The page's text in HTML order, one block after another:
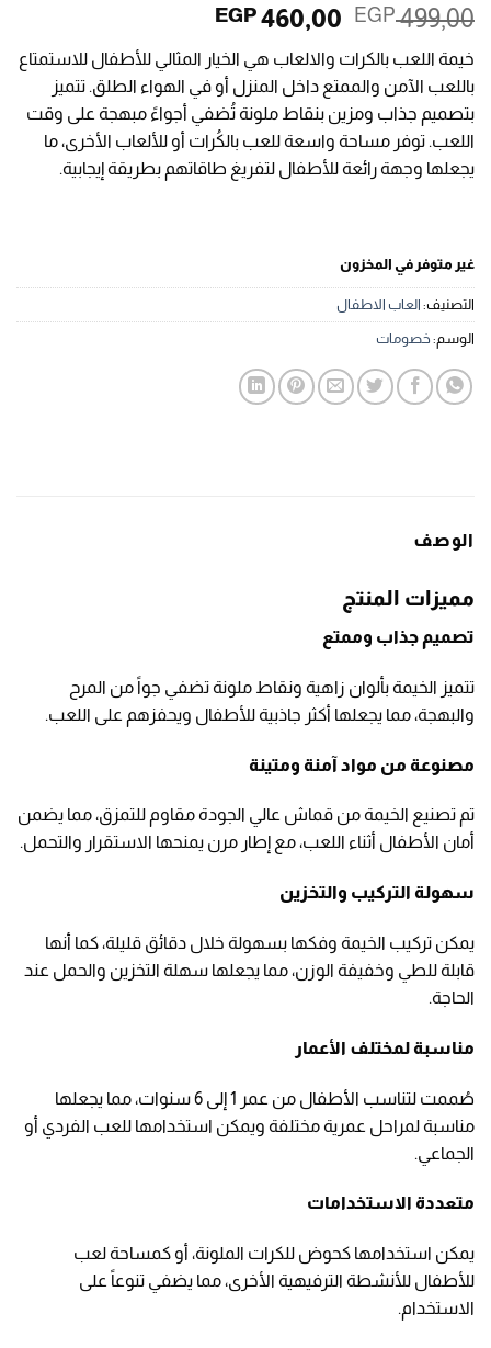
تم التقييم
بـ5
من 5
تقييم عميل
واحد
EGP499,00
السعر
هو:
EGP 499,00.
EGP460,00
هو:
EGP 460,00.
خيمة اللعب بالكرات والالعاب هي الخيار المثالي للأطفال للاستمتاع
باللعب الآمن والممتع داخل المنزل أو في الهواء الطلق. تتميز
بتصميم جذاب ومزين بنقاط ملونة تُضفي أجواءً مبهجة على وقت
اللعب. توفر مساحة واسعة للعب بالكُرات أو للألعاب الأخرى، ما
يجعلها وجهة رائعة للأطفال لتفريغ طاقاتهم بطريقة إيجابية.
غير متوفر في المخزون
التصنيف: العاب الاطفال
الوسم: خصومات
الوصف
مميزات المنتج
تصميم جذاب وممتع
تتميز الخيمة بألوان زاهية ونقاط ملونة تضفي جواً من المرح
والبهجة، مما يجعلها أكثر جاذبية للأطفال ويحفزهم على اللعب.
مصنوعة من مواد آمنة ومتينة
تم تصنيع الخيمة من قماش عالي الجودة مقاوم للتمزق، مما يضمن
أمان الأطفال أثناء اللعب، مع إطار مرن يمنحها الاستقرار والتحمل.
سهولة التركيب والتخزين
يمكن تركيب الخيمة وفكها بسهولة خلال دقائق قليلة، كما أنها
قابلة للطي وخفيفة الوزن، مما يجعلها سهلة التخزين والحمل عند
الحاجة.
مناسبة لمختلف الأعمار
صُممت لتناسب الأطفال من عمر 1 إلى 6 سنوات، مما يجعلها
مناسبة لمراحل عمرية مختلفة ويمكن استخدامها للعب الفردي أو
الجماعي.
متعددة الاستخدامات
يمكن استخدامها كحوض للكرات الملونة، أو كمساحة لعب
للأطفال للأنشطة الترفيهية الأخرى، مما يضفي تنوعاً على
الاستخدام.